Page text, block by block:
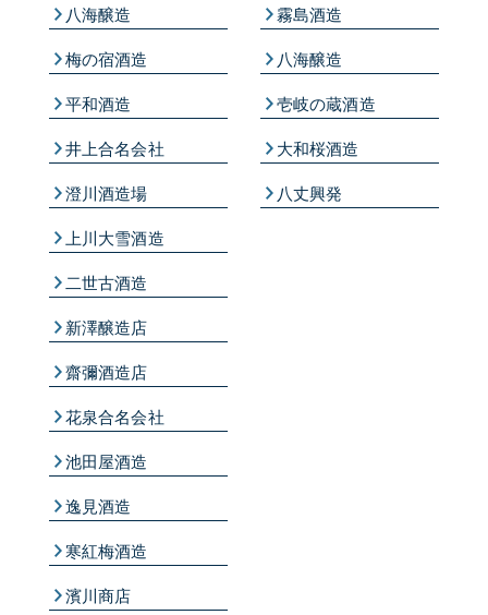
八海醸造
梅の宿酒造
平和酒造
井上合名会社
澄川酒造場
上川大雪酒造
二世古酒造
新澤醸造店
齋彌酒造店
花泉合名会社
池田屋酒造
逸見酒造
寒紅梅酒造
濱川商店
霧島酒造
八海醸造
壱岐の蔵酒造
大和桜酒造
八丈興発